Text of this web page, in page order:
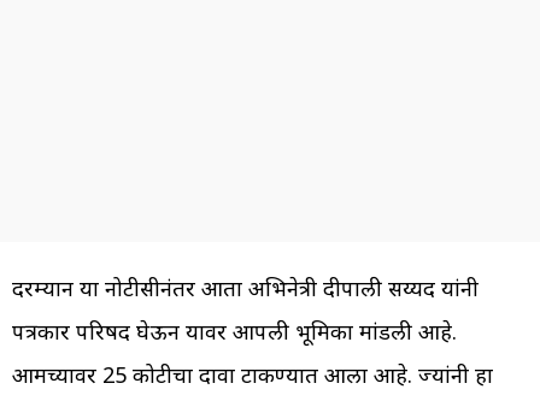
दरम्यान या नोटीसीनंतर आता अभिनेत्री दीपाली सय्यद यांनी
पत्रकार परिषद घेऊन यावर आपली भूमिका मांडली आहे.
आमच्यावर 25 कोटीचा दावा टाकण्यात आला आहे. ज्यांनी हा